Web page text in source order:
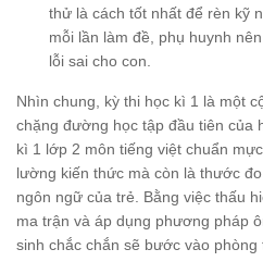
thử là cách tốt nhất để rèn kỹ
mỗi lần làm đề, phụ huynh
lỗi sai cho con.
Nhìn chung, kỳ thi học kì 1 là một
chặng đường học tập đầu tiên của
kì 1 lớp 2 môn tiếng việt chuẩn
lường kiến thức mà còn là thước
ngôn ngữ của trẻ. Bằng việc thấu
ma trận và áp dụng phương pháp
sinh chắc chắn sẽ bước vào phòng